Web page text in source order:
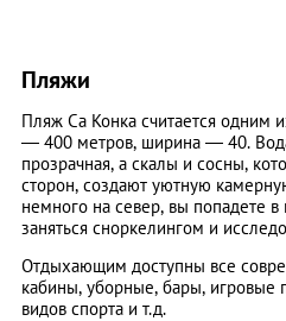
Пляжи
Пляж Са Конка считается одним
— 400 метров, ширина — 40.
прозрачная, а скалы и сосны,
сторон, создают уютную
немного на север, вы попадете
заняться сноркелингом и
Отдыхающим доступны все
кабины, уборные, бары, игровые
видов спорта и т.д.